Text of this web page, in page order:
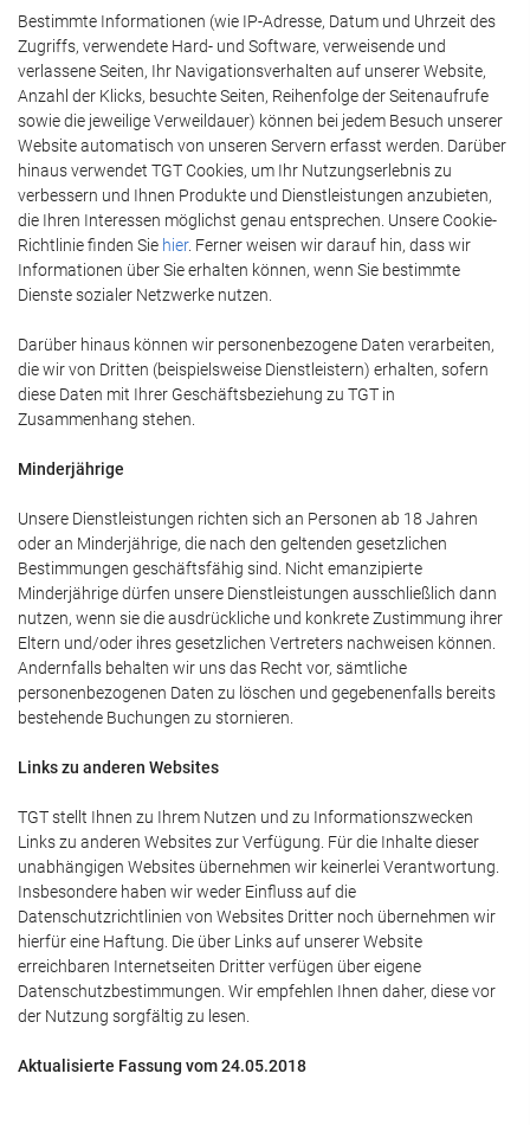
Bestimmte Informationen (wie IP-Adresse, Datum und Uhrzeit des
Zugriffs, verwendete Hard- und Software, verweisende und
verlassene Seiten, Ihr Navigationsverhalten auf unserer Website,
Anzahl der Klicks, besuchte Seiten, Reihenfolge der Seitenaufrufe
sowie die jeweilige Verweildauer) können bei jedem Besuch unserer
Website automatisch von unseren Servern erfasst werden. Darüber
hinaus verwendet TGT Cookies, um Ihr Nutzungserlebnis zu
verbessern und Ihnen Produkte und Dienstleistungen anzubieten,
die Ihren Interessen möglichst genau entsprechen. Unsere Cookie-
Richtlinie finden Sie hier. Ferner weisen wir darauf hin, dass wir
Informationen über Sie erhalten können, wenn Sie bestimmte
Dienste sozialer Netzwerke nutzen.
Darüber hinaus können wir personenbezogene Daten verarbeiten,
die wir von Dritten (beispielsweise Dienstleistern) erhalten, sofern
diese Daten mit Ihrer Geschäftsbeziehung zu TGT in
Zusammenhang stehen.
Minderjährige
Unsere Dienstleistungen richten sich an Personen ab 18 Jahren
oder an Minderjährige, die nach den geltenden gesetzlichen
Bestimmungen geschäftsfähig sind. Nicht emanzipierte
Minderjährige dürfen unsere Dienstleistungen ausschließlich dann
nutzen, wenn sie die ausdrückliche und konkrete Zustimmung ihrer
Eltern und/oder ihres gesetzlichen Vertreters nachweisen können.
Andernfalls behalten wir uns das Recht vor, sämtliche
personenbezogenen Daten zu löschen und gegebenenfalls bereits
bestehende Buchungen zu stornieren.
Links zu anderen Websites
TGT stellt Ihnen zu Ihrem Nutzen und zu Informationszwecken
Links zu anderen Websites zur Verfügung. Für die Inhalte dieser
unabhängigen Websites übernehmen wir keinerlei Verantwortung.
Insbesondere haben wir weder Einfluss auf die
Datenschutzrichtlinien von Websites Dritter noch übernehmen wir
hierfür eine Haftung. Die über Links auf unserer Website
erreichbaren Internetseiten Dritter verfügen über eigene
Datenschutzbestimmungen. Wir empfehlen Ihnen daher, diese vor
der Nutzung sorgfältig zu lesen.
Aktualisierte Fassung vom 24.05.2018